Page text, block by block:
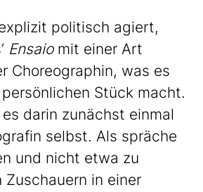
politisch agiert,
Ensaio mit einer Art
Choreographin, was es
Stück macht.
darin zunächst einmal
selbst. Als spräche
und nicht etwa zu
Zuschauern in einer